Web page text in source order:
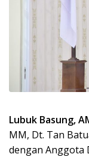
Lubuk Basung,
MM, Dt. Tan
dengan Anggota